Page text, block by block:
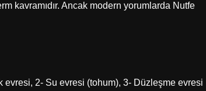
kavramıdır. Ancak modern yorumlarda Nutfe
evresi, 2- Su evresi (tohum), 3- Düzleşme evresi